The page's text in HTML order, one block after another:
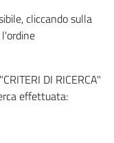
cliccando sulla
DI RICERCA"
effettuata: